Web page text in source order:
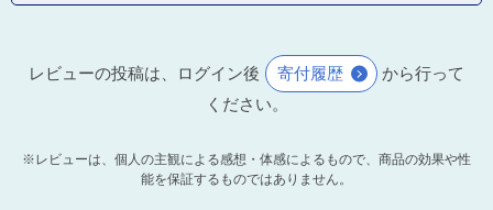
レビューの投稿は、ログイン後 寄付履歴
から行って
ください。
※レビューは、個人の主観による感想・体感によるもので、商品の効果や性
能を保証するものではありません。